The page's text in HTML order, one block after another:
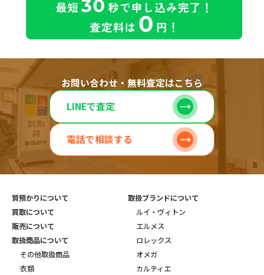
お問い合わせ・無料査定はこちら
LINEで査定
電話で相談する
質預かりについて
買取について
販売について
取扱商品について
その他取扱商品
衣類
取扱ブランドについて
ルイ・ヴィトン
エルメス
ロレックス
オメガ
カルティエ